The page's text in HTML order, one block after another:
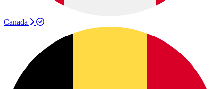
Canada